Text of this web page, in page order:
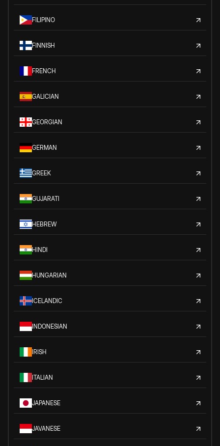
FILIPINO
FINNISH
FRENCH
GALICIAN
GEORGIAN
GERMAN
GREEK
GUJARATI
HEBREW
HINDI
HUNGARIAN
ICELANDIC
INDONESIAN
IRISH
ITALIAN
JAPANESE
JAVANESE